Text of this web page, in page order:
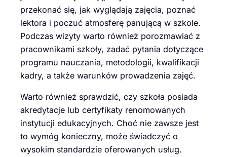
przekonać się, jak wyglądają zajęcia, poznać
lektora i poczuć atmosferę panującą w szkole.
Podczas wizyty warto również porozmawiać z
pracownikami szkoły, zadać pytania dotyczące
programu nauczania, metodologii, kwalifikacji
kadry, a także warunków prowadzenia zajęć.
Warto również sprawdzić, czy szkoła posiada
akredytacje lub certyfikaty renomowanych
instytucji edukacyjnych. Choć nie zawsze jest
to wymóg konieczny, może świadczyć o
wysokim standardzie oferowanych usług.